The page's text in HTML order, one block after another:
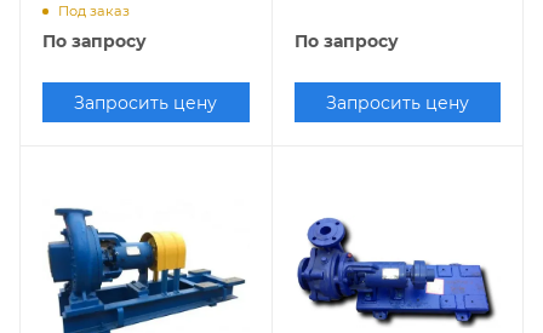
Под заказ
По запросу
Запросить цену
По запросу
Запросить цену